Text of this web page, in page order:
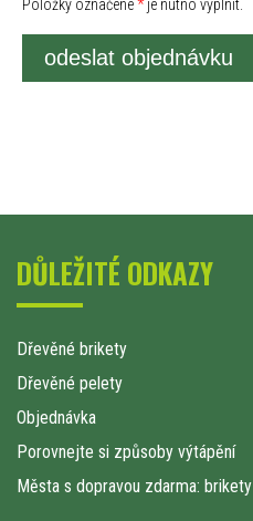
Položky označené*je nutno vyplnit.
odeslat objednávku
DŮLEŽITÉ ODKAZY
Dřevěné brikety
Dřevěné pelety
Objednávka
Porovnejte si způsoby výtápění
Města s dopravou zdarma: brikety